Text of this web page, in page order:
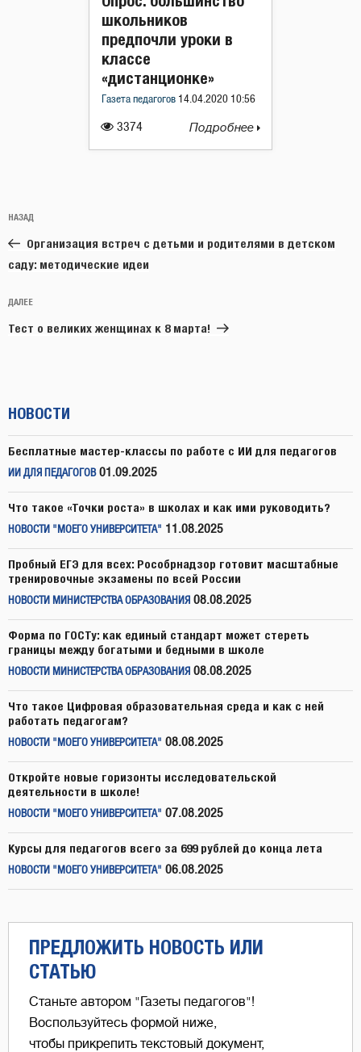
3374
школьников
предпочли уроки в
классе
«дистанционке»
Газета педагогов 14.04.2020 10:56
Подробнее
по
записям
Предыдущая
запись:
НАЗАД
Организация встреч с детьми и родителями в детском
саду: методические идеи
Следующая
запись
ДАЛЕЕ
Тест о великих женщинах к 8 марта!
НОВОСТИ
Бесплатные мастер-классы по работе с ИИ для педагогов
ИИ ДЛЯ ПЕДАГОГОВ 01.09.2025
Что такое «Точки роста» в школах и как ими руководить?
НОВОСТИ "МОЕГО УНИВЕРСИТЕТА" 11.08.2025
Пробный ЕГЭ для всех: Рособрнадзор готовит масштабные
тренировочные экзамены по всей России
НОВОСТИ МИНИСТЕРСТВА ОБРАЗОВАНИЯ 08.08.2025
Форма по ГОСТу: как единый стандарт может стереть
границы между богатыми и бедными в школе
НОВОСТИ МИНИСТЕРСТВА ОБРАЗОВАНИЯ 08.08.2025
Что такое Цифровая образовательная среда и как с ней
работать педагогам?
НОВОСТИ "МОЕГО УНИВЕРСИТЕТА" 08.08.2025
Откройте новые горизонты исследовательской
деятельности в школе!
НОВОСТИ "МОЕГО УНИВЕРСИТЕТА" 07.08.2025
Курсы для педагогов всего за 699 рублей до конца лета
НОВОСТИ "МОЕГО УНИВЕРСИТЕТА" 06.08.2025
ПРЕДЛОЖИТЬ НОВОСТЬ ИЛИ
СТАТЬЮ
Станьте автором "Газеты педагогов"!
Воспользуйтесь формой ниже,
чтобы прикрепить текстовый документ,